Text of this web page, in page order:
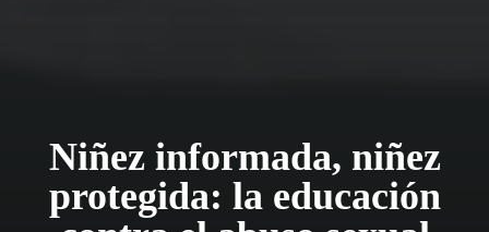
Niñez informada, niñez
protegida: la educación